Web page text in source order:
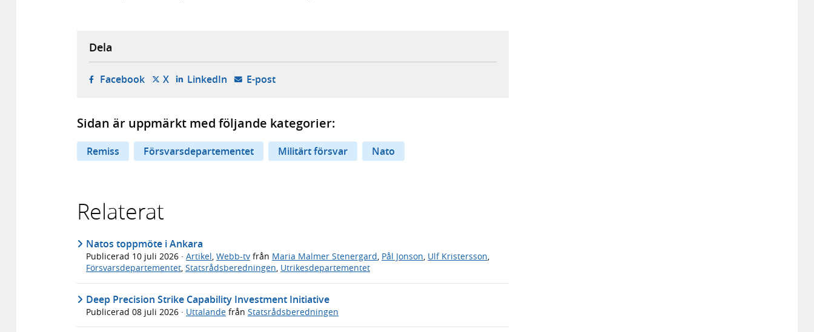
Dela
Facebook- öppnas i ny flik, extern webbplats,
X- öppnas i ny flik, extern webbplats,
LinkedIn- öppnas i ny flik, extern webbplats,
E-post- öppnar din e-postklient,
Sidan är uppmärkt med följande kategorier:
Remiss Försvarsdepartementet Militärt försvar Nato
Relaterat
Natos toppmöte i Ankara
Publicerad 10 juli 2026 · Artikel, Webb-tv från Maria Malmer Stenergard, Pål Jonson, Ulf Kristersson,
Försvarsdepartementet, Statsrådsberedningen, Utrikesdepartementet
Deep Precision Strike Capability Investment Initiative
Publicerad 08 juli 2026 · Uttalande från Statsrådsberedningen